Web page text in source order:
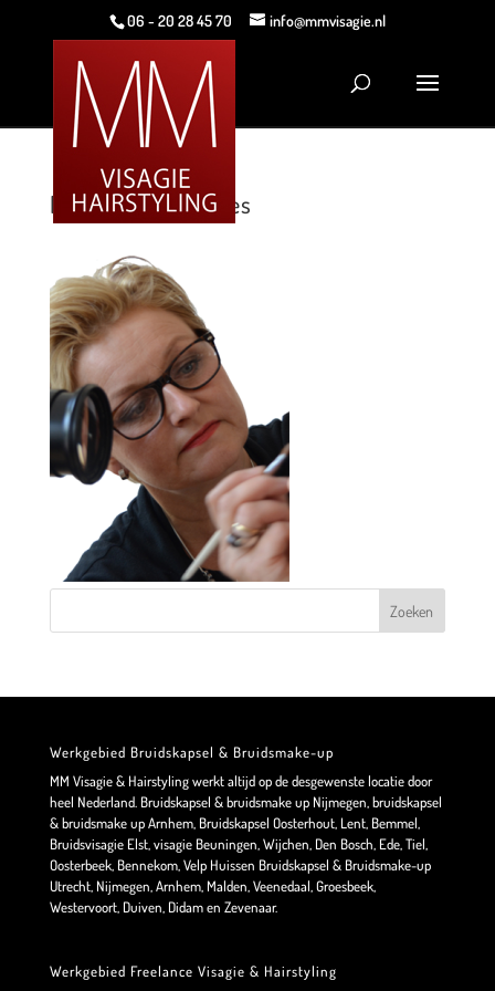
06 - 20 28 45 70 info@mmvisagie.nl
MMVisagie_marloes
Werkgebied Bruidskapsel & Bruidsmake-up
MM Visagie & Hairstyling werkt altijd op de desgewenste locatie door
heel Nederland. Bruidskapsel & bruidsmake up Nijmegen, bruidskapsel
& bruidsmake up Arnhem, Bruidskapsel Oosterhout, Lent, Bemmel,
Bruidsvisagie Elst, visagie Beuningen, Wijchen, Den Bosch, Ede, Tiel,
Oosterbeek, Bennekom, Velp Huissen Bruidskapsel & Bruidsmake-up
Utrecht, Nijmegen, Arnhem, Malden, Veenedaal, Groesbeek,
Westervoort, Duiven, Didam en Zevenaar.
Werkgebied Freelance Visagie & Hairstyling